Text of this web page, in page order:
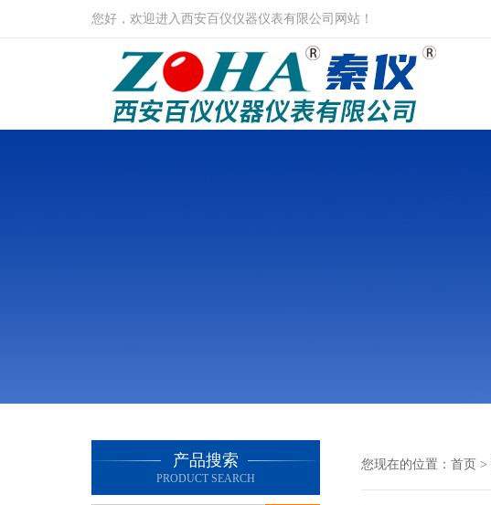
您好，欢迎进入西安百仪仪器仪表有限公司网站！
产品搜索
PRODUCT SEARCH
您现在的位置： 首页 >